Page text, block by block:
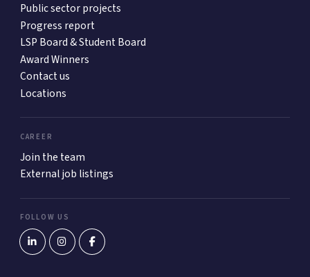
Public sector projects
Progress report
LSP Board & Student Board
Award Winners
Contact us
Locations
CAREER
Join the team
External job listings
FOLLOW US